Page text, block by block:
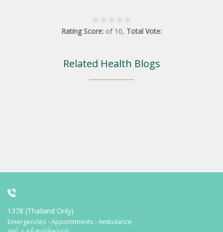
Rating Score: of 10, Total Vote:
Related Health Blogs
1378 (Thailand Only)
Emergencies - Appointments - Ambulance
နေ့စဉ် ၂၄ နာရီ အသင့်ရှိနေပါသည်။